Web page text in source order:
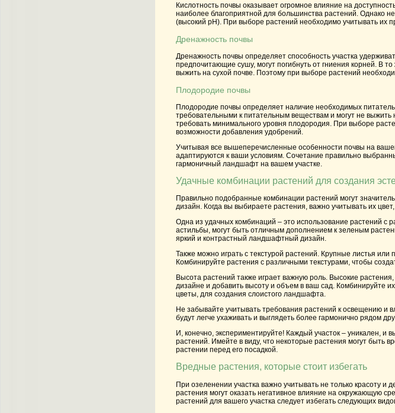
Кислотность почвы оказывает огромное влияние на
наиболее благоприятной для большинства растений. Однако
(высокий pH). При выборе растений необходимо учитывать их
Дренажность почвы
Дренажность почвы определяет способность участка
предпочитающие сушу, могут погибнуть от гниения корней. В
выжить на сухой почве. Поэтому при выборе растений
Плодородие почвы
Плодородие почвы определяет наличие необходимых
требовательными к питательным веществам и могут не
требовать минимального уровня плодородия. При выборе
возможности добавления удобрений.
Учитывая все вышеперечисленные особенности почвы на
адаптируются к ваши условиям. Сочетание правильно
гармоничный ландшафт на вашем участке.
Удачные комбинации растений для создания
Правильно подобранные комбинации растений могут
дизайн. Когда вы выбираете растения, важно учитывать их цвет,
Одна из удачных комбинаций – это использование растений
астильбы, могут быть отличным дополнением к зеленым
яркий и контрастный ландшафтный дизайн.
Также можно играть с текстурой растений. Крупные листья
Комбинируйте растения с различными текстурами, чтобы
Высота растений также играет важную роль. Высокие
дизайне и добавить высоту и объем в ваш сад. Комбинируйте
цветы, для создания слоистого ландшафта.
Не забывайте учитывать требования растений к освещению и
будут легче ухаживать и выглядеть более гармонично рядом
И, конечно, экспериментируйте! Каждый участок – уникален,
растений. Имейте в виду, что некоторые растения могут
растении перед его посадкой.
Вредные растения, которые стоит избегать
При озеленении участка важно учитывать не только красоту и
растения могут оказать негативное влияние на окружающую
растений для вашего участка следует избегать следующих